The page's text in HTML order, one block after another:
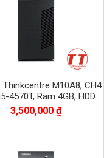
M10A8, CH4
4570T, Ram 4GB, HDD
500GB
3,500,000 ₫